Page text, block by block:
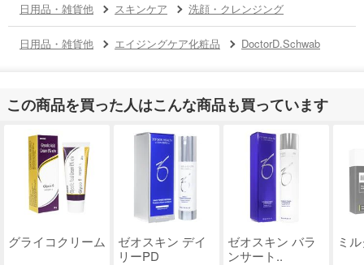
日用品・雑貨他 スキンケア 洗顔・クレンジング
日用品・雑貨他 エイジングケア化粧品 DoctorD.Schwab
この商品を買った人はこんな商品も買っています
グライコクリーム
ゼオスキン デイ
リーPD
ゼオスキン バラ
ンサート..
ミ